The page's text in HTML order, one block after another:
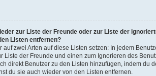
zur Liste der Freunde oder zur Liste der
Listen entfernen?
auf zwei Arten auf diese Listen setzen: In jedem
Liste der Freunde und einen zum Ignorieren des
direkt Benutzer zu den Listen hinzufügen, indem du
du sie auch wieder von den Listen entfernen.